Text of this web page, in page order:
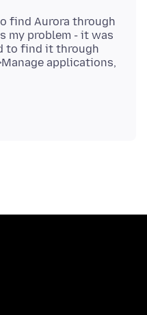
find Aurora through
my problem - it was
to find it through
applications,